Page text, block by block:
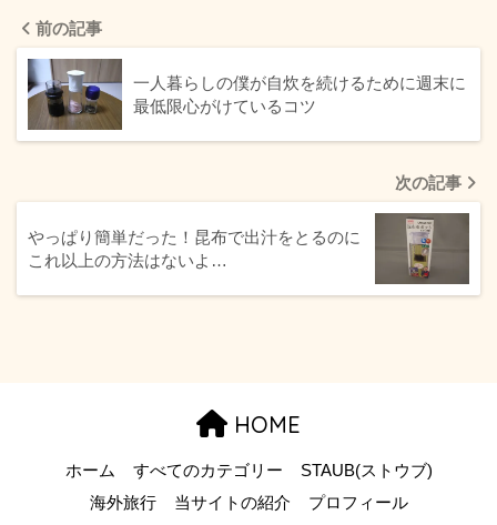
前の記事
一人暮らしの僕が自炊を続けるために週末に
最低限心がけているコツ
次の記事
やっぱり簡単だった！昆布で出汁をとるのに
これ以上の方法はないよ…
HOME
ホーム すべてのカテゴリー
STAUB(ストウブ)
海外旅行
当サイトの紹介 プロフィール